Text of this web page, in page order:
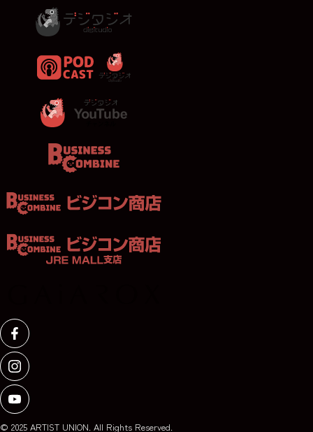
© 2025 ARTIST UNION. All Rights Reserved.